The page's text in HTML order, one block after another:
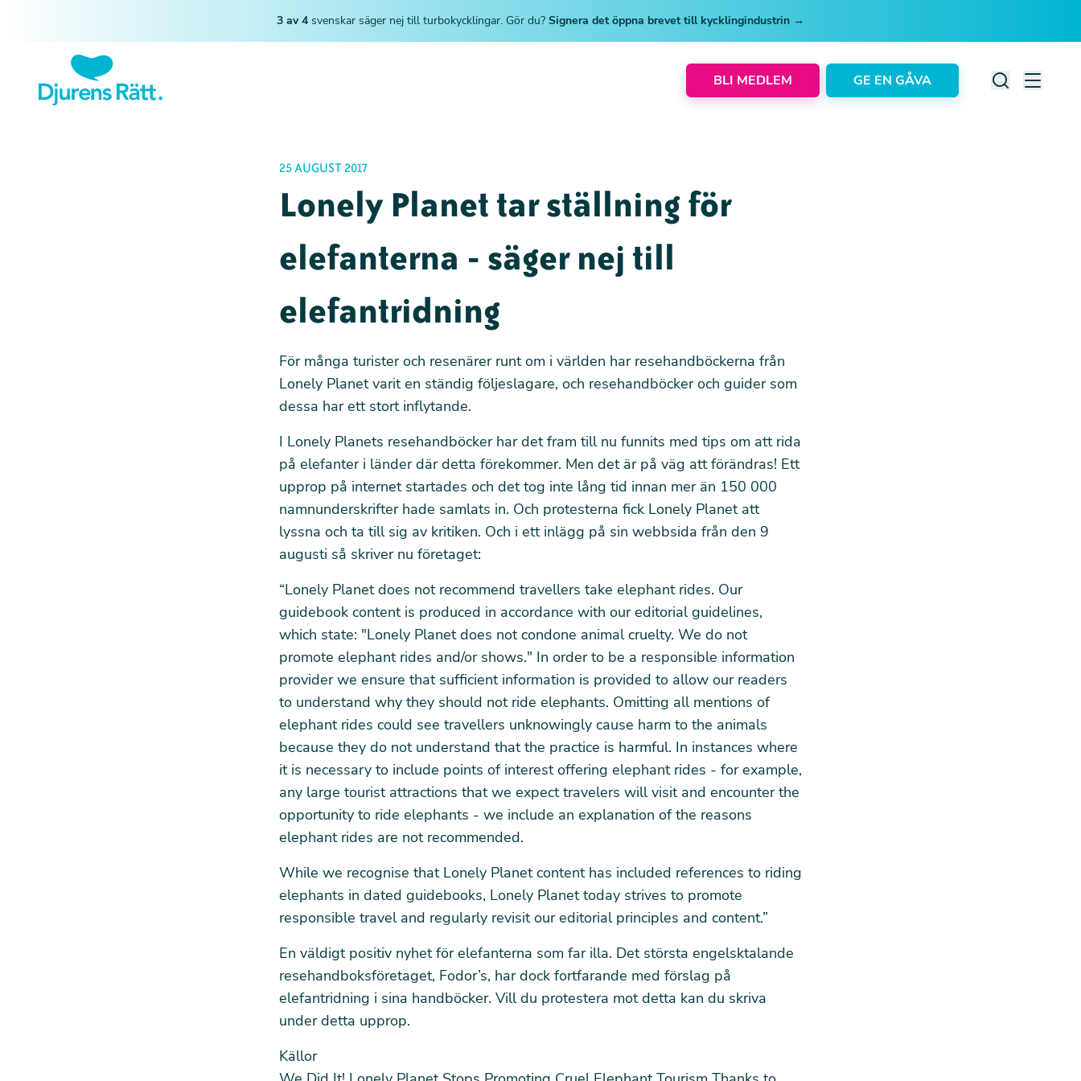
3 av 4 svenskar säger nej till turbokycklingar. Gör du? Signera det öppna brevet till kycklingindustrin →
BLI MEDLEM GE EN GÅVA
25 AUGUST 2017
Lonely Planet tar ställning för
elefanterna - säger nej till
elefantridning
För många turister och resenärer runt om i världen har resehandböckerna från
Lonely Planet varit en ständig följeslagare, och resehandböcker och guider som
dessa har ett stort inflytande.
I Lonely Planets resehandböcker har det fram till nu funnits med tips om att rida
på elefanter i länder där detta förekommer. Men det är på väg att förändras! Ett
upprop på internet startades och det tog inte lång tid innan mer än 150 000
namnunderskrifter hade samlats in. Och protesterna fick Lonely Planet att
lyssna och ta till sig av kritiken. Och i ett inlägg på sin webbsida från den 9
augusti så skriver nu företaget:
“Lonely Planet does not recommend travellers take elephant rides. Our
guidebook content is produced in accordance with our editorial guidelines,
which state: "Lonely Planet does not condone animal cruelty. We do not
promote elephant rides and/or shows." In order to be a responsible information
provider we ensure that sufficient information is provided to allow our readers
to understand why they should not ride elephants. Omitting all mentions of
elephant rides could see travellers unknowingly cause harm to the animals
because they do not understand that the practice is harmful. In instances where
it is necessary to include points of interest offering elephant rides - for example,
any large tourist attractions that we expect travelers will visit and encounter the
opportunity to ride elephants - we include an explanation of the reasons
elephant rides are not recommended.
While we recognise that Lonely Planet content has included references to riding
elephants in dated guidebooks, Lonely Planet today strives to promote
responsible travel and regularly revisit our editorial principles and content.”
En väldigt positiv nyhet för elefanterna som far illa. Det största engelsktalande
resehandboksföretaget, Fodor’s, har dock fortfarande med förslag på
elefantridning i sina handböcker. Vill du protestera mot detta kan du skriva
under detta upprop.
Källor